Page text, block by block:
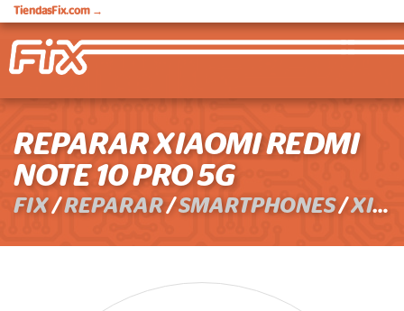
TiendasFix.com →
REPARAR XIAOMI REDMI
NOTE 10 PRO 5G
FIX/REPARAR/SMARTPHONES/XIAOMI